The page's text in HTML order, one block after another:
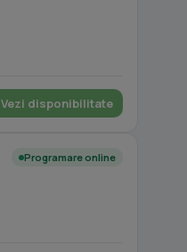
Vezi disponibilitate
Programare online